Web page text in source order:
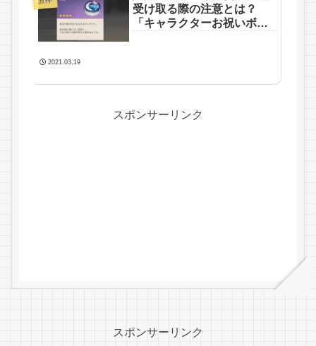
受け取る際の注意とは？
「キャラクターお祝いボイ
2021.03.19
スポンサーリンク
スポンサーリンク